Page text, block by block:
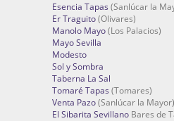
Esencia Tapas (Sanlúcar la
Er Traguito(Olivares)
Manolo Mayo(Los Palacios)
Mayo Sevilla
Modesto
Sol y Sombra
Taberna La Sal
Tomaré Tapas (Tomares)
Venta Pazo(Sanlúcar la Mayor)
El Sibarita Sevillano Bares de